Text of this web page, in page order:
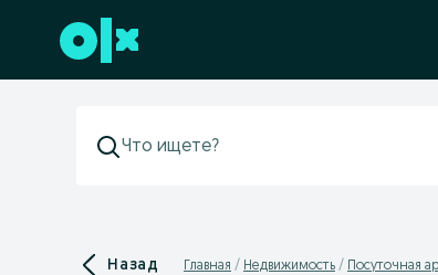
Перейти к нижнему колонтитулу
Назад Главная Недвижимость Посуточная